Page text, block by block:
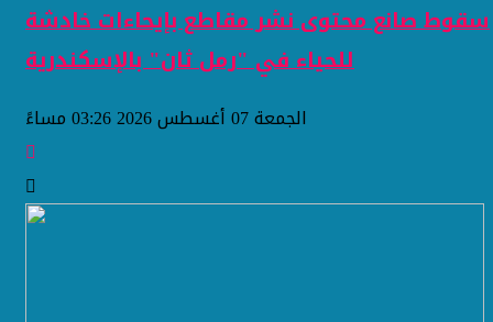
سقوط صانع محتوى نشر مقاطع بإيحاءات خادشة
للحياء في "رمل ثان" بالإسكندرية
الجمعة 07 أغسطس 2026 03:26 مساءً